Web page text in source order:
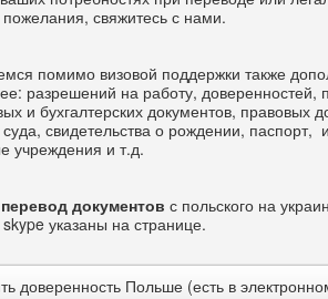
свяжитесь с нами.
помимо визовой поддержки также
разрешений на работу, доверенностей,
и бухгалтерских документов, правовых
свидетельства о рождении,
учреждения и т.д.
документов с польского на
указаны на странице.
доверенность Польше (есть в